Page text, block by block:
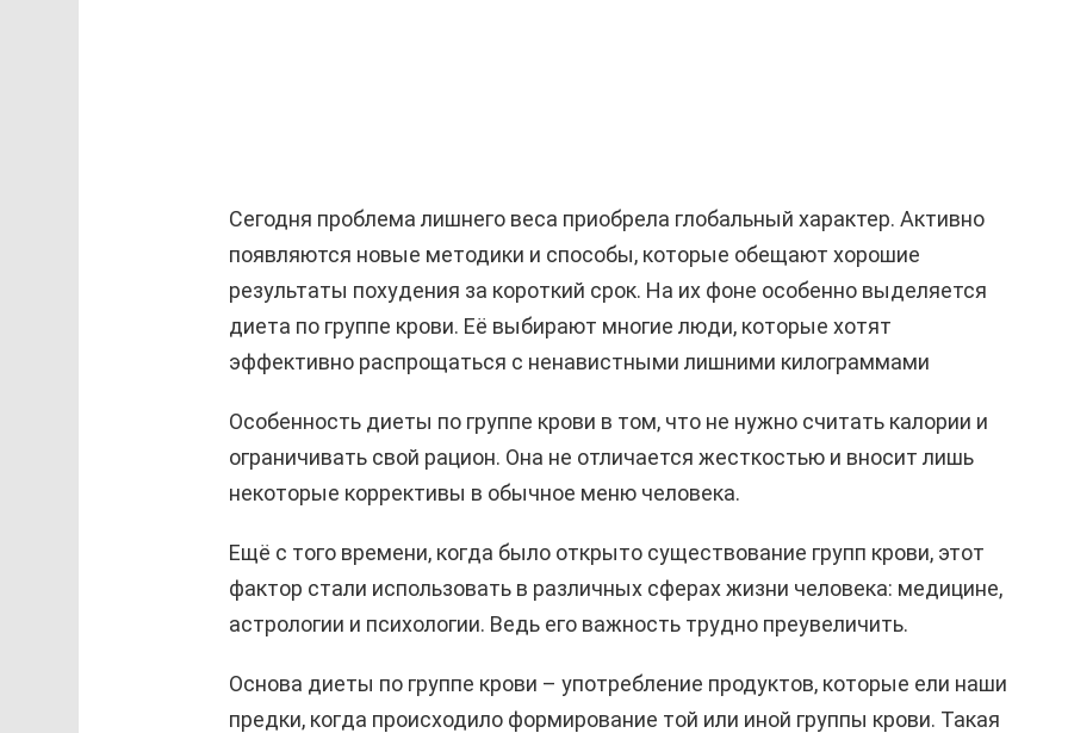
Сегодня проблема лишнего веса приобрела глобальный характер. Активно
появляются новые методики и способы, которые обещают хорошие
результаты похудения за короткий срок. На их фоне особенно выделяется
диета по группе крови. Её выбирают многие люди, которые хотят
эффективно распрощаться с ненавистными лишними килограммами
Особенность диеты по группе крови в том, что не нужно считать калории и
ограничивать свой рацион. Она не отличается жесткостью и вносит лишь
некоторые коррективы в обычное меню человека.
Ещё с того времени, когда было открыто существование групп крови, этот
фактор стали использовать в различных сферах жизни человека: медицине,
астрологии и психологии. Ведь его важность трудно преувеличить.
Основа диеты по группе крови – употребление продуктов, которые ели наши
предки, когда происходило формирование той или иной группы крови. Такая